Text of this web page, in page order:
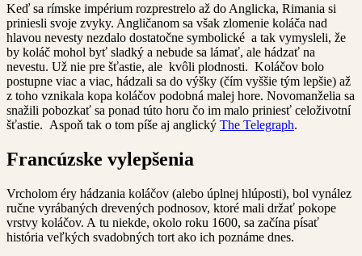
Keď sa rímske impérium rozprestrelo až do Anglicka, Rimania si
priniesli svoje zvyky. Angličanom sa však zlomenie koláča nad
hlavou nevesty nezdalo dostatočne symbolické a tak vymysleli, že
by koláč mohol byť sladký a nebude sa lámať, ale hádzať na
nevestu. Už nie pre šťastie, ale kvôli plodnosti. Koláčov bolo
postupne viac a viac, hádzali sa do výšky (čím vyššie tým lepšie) až
z toho vznikala kopa koláčov podobná malej hore. Novomanželia sa
snažili pobozkať sa ponad túto horu čo im malo priniesť celoživotní
šťastie. Aspoň tak o tom píše aj anglický The Telegraph.
Francúzske vylepšenia
Vrcholom éry hádzania koláčov (alebo úplnej hlúposti), bol vynález
ručne vyrábaných drevených podnosov, ktoré mali držať pokope
vrstvy koláčov. A tu niekde, okolo roku 1600, sa začína písať
história veľkých svadobných tort ako ich poznáme dnes.